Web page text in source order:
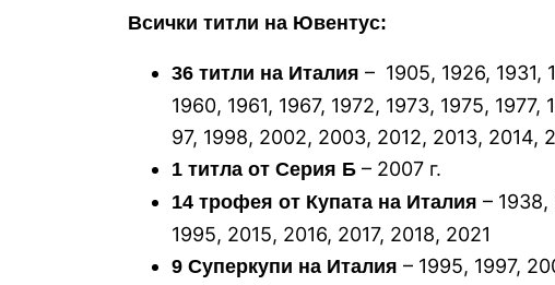
Всички титли на Ювентус:
36 титли на Италия – 1905, 1926, 1931,
1960, 1961, 1967, 1972, 1973, 1975,
97, 1998, 2002, 2003, 2012, 2013, 2014,
1 титла от Серия Б – 2007 г.
14 трофея от Купата на Италия – 1938,
1995, 2015, 2016, 2017, 2018, 2021
9 Суперкупи на Италия – 1995, 1997,